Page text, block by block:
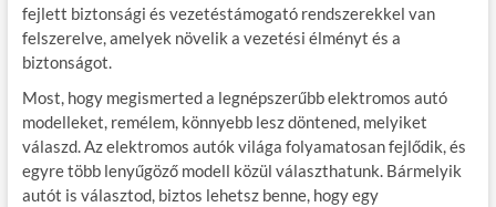
fejlett biztonsági és vezetéstámogató rendszerekkel van
felszerelve, amelyek növelik a vezetési élményt és a
biztonságot.
Most, hogy megismerted a legnépszerűbb elektromos autó
modelleket, remélem, könnyebb lesz döntened, melyiket
válaszd. Az elektromos autók világa folyamatosan fejlődik, és
egyre több lenyűgöző modell közül választhatunk. Bármelyik
autót is választod, biztos lehetsz benne, hogy egy